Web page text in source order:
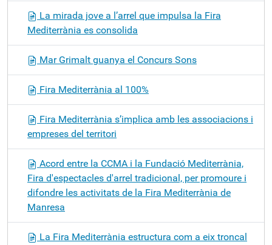
La mirada jove a l’arrel que impulsa la Fira
Mediterrània es consolida
Mar Grimalt guanya el Concurs Sons
Fira Mediterrània al 100%
Fira Mediterrània s’implica amb les associacions i
empreses del territori
Acord entre la CCMA i la Fundació Mediterrània,
Fira d'espectacles d'arrel tradicional, per promoure i
difondre les activitats de la Fira Mediterrània de
Manresa
La Fira Mediterrània estructura com a eix troncal